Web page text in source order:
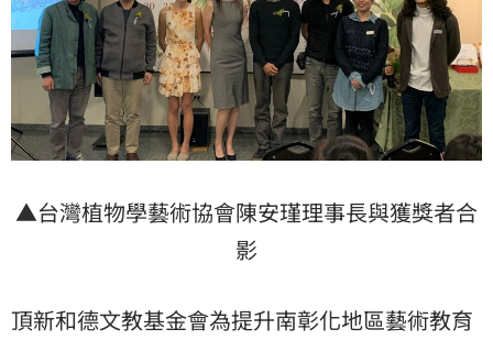
▲台灣植物學藝術協會陳安瑾理事長與獲獎者合
影
頂新和德文教基金會為提升南彰化地區藝術教育